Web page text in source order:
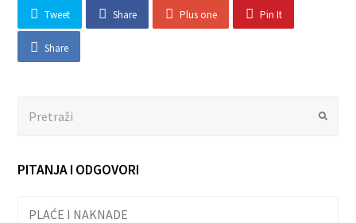
Tweet Share Plus one Pin It
Share
Submit
PITANJA I ODGOVORI
PLAĆE I NAKNADE